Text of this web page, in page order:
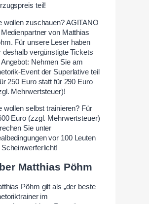
teil!
wollen zuschauen? AGITANO
von Matthias
Für unsere Leser haben
deshalb vergünstigte Tickets
Angebot: Nehmen Sie am
Event der Superlative teil
250 Euro statt für 290 Euro
Mehrwertsteuer)!
wollen selbst trainieren? Für
Euro (zzgl. Mehrwertsteuer)
Sie unter
vor 100 Leuten
Scheinwerferlicht!
Matthias Pöhm
Pöhm gilt als „der beste
im